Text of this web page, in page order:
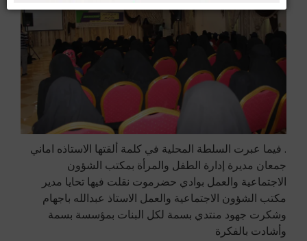
. فيما عبرت السلطة المحلية في كلمة ألقتها الاستاذه اماني
جمعان مديرة إدارة الطفل والمرأة بمكتب الشؤون
الاجتماعية والعمل بوادي حضرموت نقلت فيها تحايا مدير
مكتب الشؤون الاجتماعية والعمل الاستاذ عبدالله باجهام
وشكرت جهود منتدي بسمة لكل البنات بمؤسسة بسمة
وأشادت بالفكرة